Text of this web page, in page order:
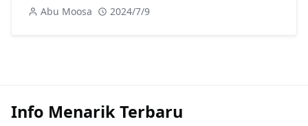
Abu Moosa 2024/7/9
Info Menarik Terbaru